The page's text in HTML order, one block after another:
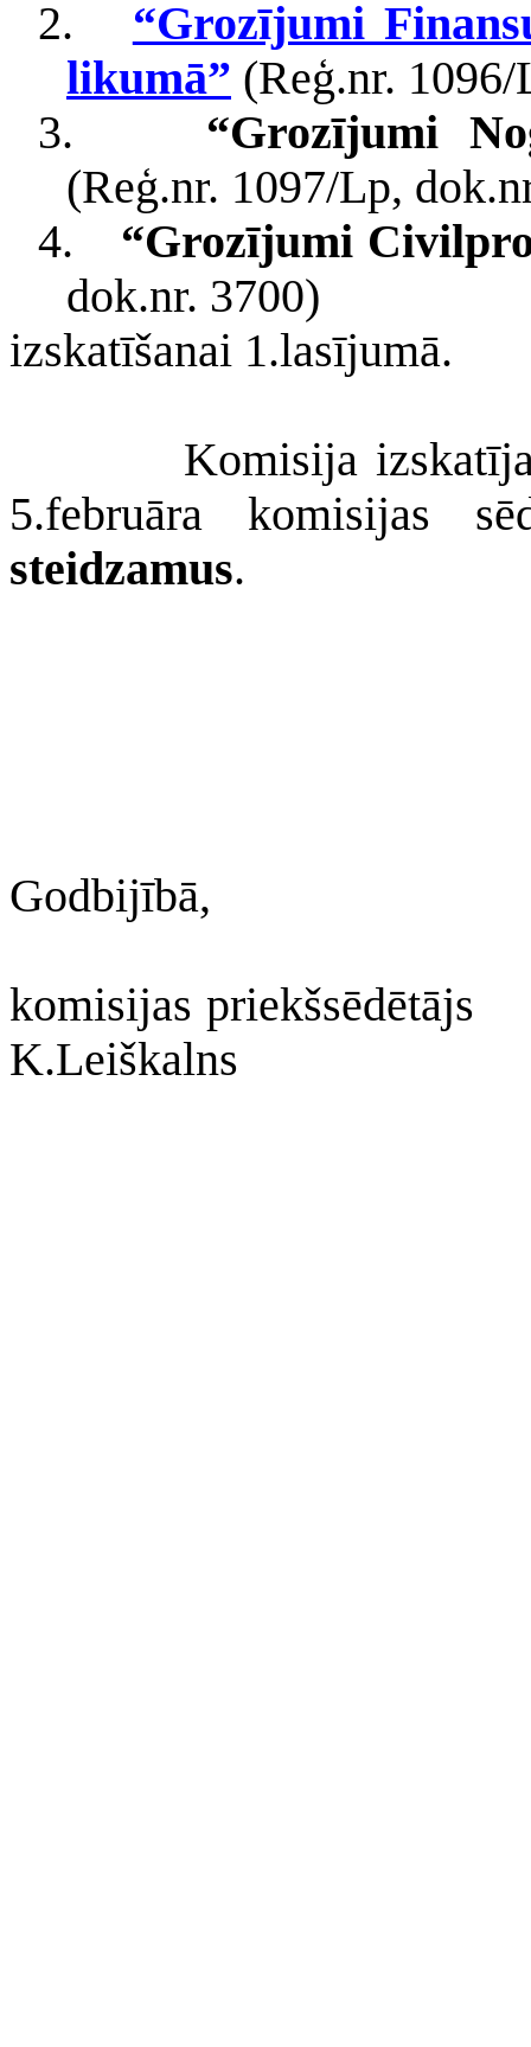
2.
“Grozījumi
likumā” (Reģ.nr.
3.
“Grozījumi
(Reģ.nr. 1097/Lp,
4.
“Grozījumi
dok.nr. 3700)
izskatīšanai 1.lasījumā.
Komisija
5.februāra komisijas
steidzamus.
Godbijībā,
komisijas priekšsēdētājs
K.Leiškalns